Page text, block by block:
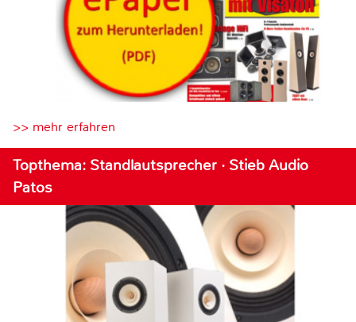
>> mehr erfahren
Topthema: Standlautsprecher · Stieb Audio
Patos